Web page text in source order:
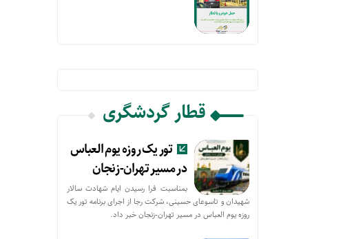
قطار گردشگری
تور یک روزه یوم العباس
در مسیر تهران-زنجان
بمناسبت فرا رسیدن ایام شهادت سالار
شهیدان و تاسوعای حسینی، شرکت رجا از اجرای برنامه تور یک
روزه یوم العباس در مسیر تهران-زنجان خبر داد.